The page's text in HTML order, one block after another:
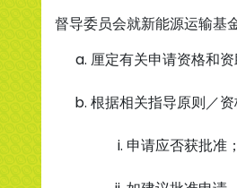
督导委员会就新能源运输基
厘定有关申请资格和
根据相关指导原则／
申请应否获批准；